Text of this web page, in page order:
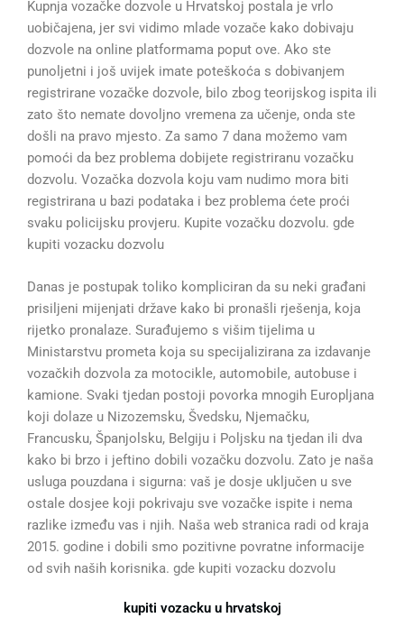
Kupnja vozačke dozvole u Hrvatskoj postala je vrlo
uobičajena, jer svi vidimo mlade vozače kako dobivaju
dozvole na online platformama poput ove. Ako ste
punoljetni i još uvijek imate poteškoća s dobivanjem
registrirane vozačke dozvole, bilo zbog teorijskog ispita ili
zato što nemate dovoljno vremena za učenje, onda ste
došli na pravo mjesto. Za samo 7 dana možemo vam
pomoći da bez problema dobijete registriranu vozačku
dozvolu. Vozačka dozvola koju vam nudimo mora biti
registrirana u bazi podataka i bez problema ćete proći
svaku policijsku provjeru. Kupite vozačku dozvolu. gde
kupiti vozacku dozvolu
Danas je postupak toliko kompliciran da su neki građani
prisiljeni mijenjati države kako bi pronašli rješenja, koja
rijetko pronalaze. Surađujemo s višim tijelima u
Ministarstvu prometa koja su specijalizirana za izdavanje
vozačkih dozvola za motocikle, automobile, autobuse i
kamione. Svaki tjedan postoji povorka mnogih Europljana
koji dolaze u Nizozemsku, Švedsku, Njemačku,
Francusku, Španjolsku, Belgiju i Poljsku na tjedan ili dva
kako bi brzo i jeftino dobili vozačku dozvolu. Zato je naša
usluga pouzdana i sigurna: vaš je dosje uključen u sve
ostale dosjee koji pokrivaju sve vozačke ispite i nema
razlike između vas i njih. Naša web stranica radi od kraja
2015. godine i dobili smo pozitivne povratne informacije
od svih naših korisnika. gde kupiti vozacku dozvolu
kupiti vozacku u hrvatskoj